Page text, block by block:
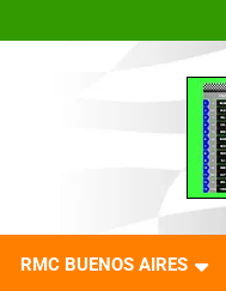
RMC BUENOS AIRES